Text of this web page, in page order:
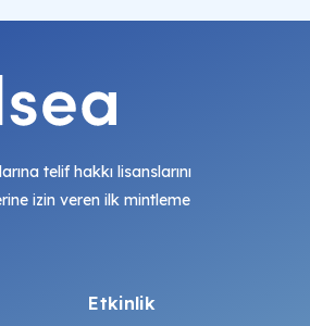
telif hakkı lisanslarını
izin veren ilk mintleme
Etkinlik